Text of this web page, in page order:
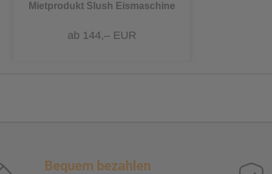
Mietprodukt Slush Eismaschine
ab 144,– EUR
Bequem bezahlen